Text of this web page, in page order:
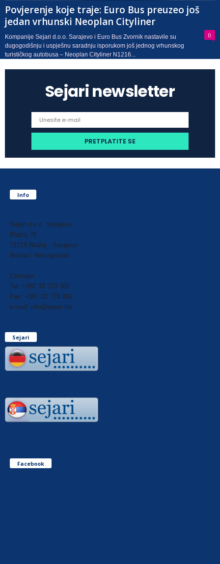
Povjerenje koje traje: Euro Bus preuzeo još
jedan vrhunski Neoplan Cityliner
0
Kompanije Sejari d.o.o. Sarajevo i Euro Bus Zvornik nastavile su
dugogodišnju i uspješnu saradnju isporukom još jednog vrhunskog
turističkog autobusa – Neoplan Cityliner N1216...
Sejari newsletter
Info
Sejari d.o.o. Sarajevo
Blažuj 78,
71215 Blažuj - Sarajevo
Bosna i Hercegovina
Centrala:
Tel: +387 33 770 300
Fax: +387 33 770 301
e-mail: info@sejari.ba
Sejari
Facebook